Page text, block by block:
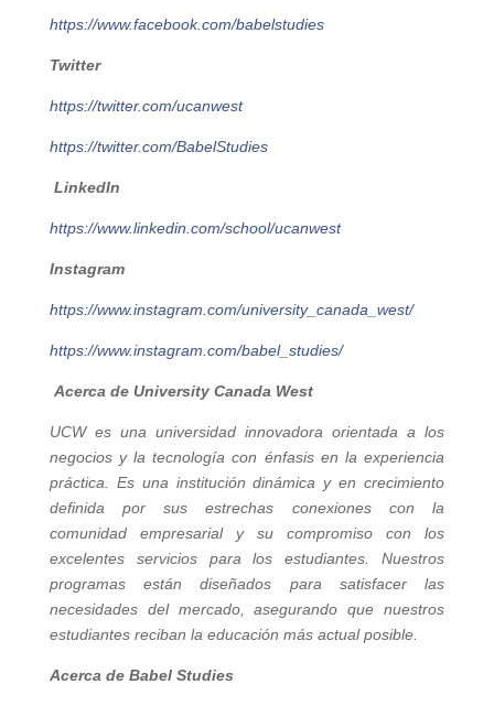
https://www.facebook.com/babelstudies
Twitter
https://twitter.com/ucanwest
https://twitter.com/BabelStudies
LinkedIn
https://www.linkedin.com/school/ucanwest
Instagram
https://www.instagram.com/university_canada_west/
https://www.instagram.com/babel_studies/
Acerca de University Canada West
UCW es una universidad innovadora orientada a los
negocios y la tecnología con énfasis en la experiencia
práctica. Es una institución dinámica y en crecimiento
definida por sus estrechas conexiones con la
comunidad empresarial y su compromiso con los
excelentes servicios para los estudiantes. Nuestros
programas están diseñados para satisfacer las
necesidades del mercado, asegurando que nuestros
estudiantes reciban la educación más actual posible.
Acerca de Babel Studies